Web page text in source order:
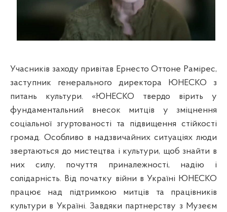
Учасників заходу привітав Ернесто Оттоне Рамірес,
заступник генерального директора ЮНЕСКО з
питань культури. «ЮНЕСКО твердо вірить у
фундаментальний внесок митців у зміцнення
соціальної згуртованості та підвищення стійкості
громад. Особливо в надзвичайних ситуаціях люди
звертаються до мистецтва і культури, щоб знайти в
них силу, почуття приналежності, надію і
солідарність. Від початку війни в Україні ЮНЕСКО
працює над підтримкою митців та працівників
культури в Україні. Завдяки партнерству з Музеєм